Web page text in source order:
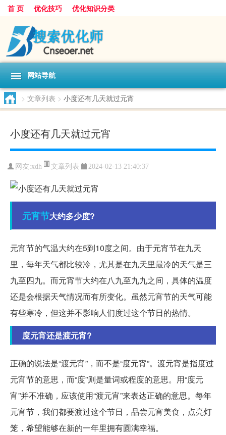
首 页 优化技巧 优化知识分类
网站导航
> 文章列表 > 小度还有几天就过元宵
小度还有几天就过元宵
网友:xdh 文章列表 2024-02-13 21:40:37
元宵节大约多少度?
元宵节的气温大约在5到10度之间。由于元宵节在九天
里，每年天气都比较冷，尤其是在九天里最冷的天气是三
九至四九。而元宵节大约在八九至九九之间，具体的温度
还是会根据天气情况而有所变化。虽然元宵节的天气可能
有些寒冷，但这并不影响人们度过这个节日的热情。
度元宵还是渡元宵?
正确的说法是“渡元宵”，而不是“度元宵”。渡元宵是指度过
元宵节的意思，而“度”则是量词或程度的意思。用“度元
宵”并不准确，应该使用“渡元宵”来表达正确的意思。每年
元宵节，我们都要渡过这个节日，品尝元宵美食，点亮灯
笼，希望能够在新的一年里拥有圆满幸福。